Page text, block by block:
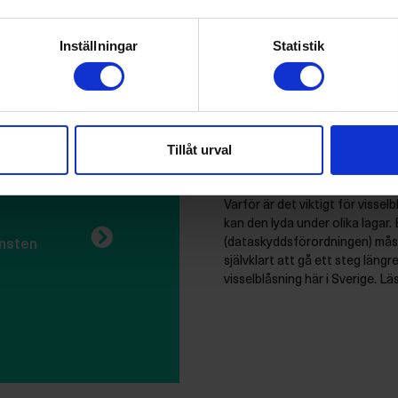
Inställningar Statistik
Tillåt urval
VISSELBLÅSARSYSTEM
Vad säger
från
Hosting betyder helt enkelt
Varför är det viktigt för
kan den lyda under olika
(dataskyddsförordningen)
självklart att gå ett steg
visselblåsning här i Sverige.